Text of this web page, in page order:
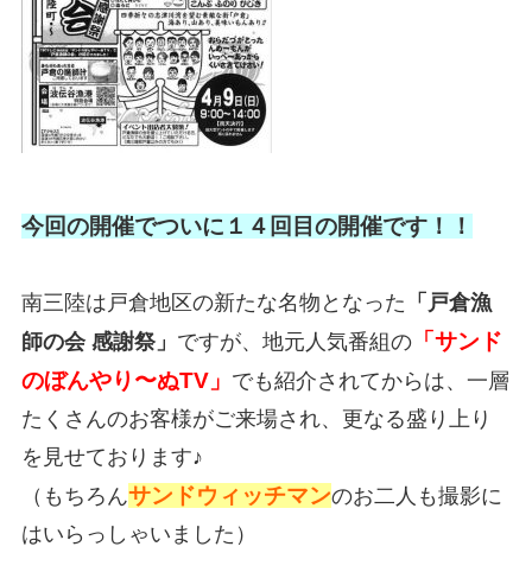
今回の開催でついに１４回目の開催です！！
南三陸は戸倉地区の新たな名物となった 「戸倉漁
師の会 感謝祭」 ですが、地元人気番組の「サンド
のぼんやり〜ぬTV」 でも紹介されてからは、一層
たくさんのお客様がご来場され、更なる盛り上り
を見せております♪
（もちろんサンドウィッチマンのお二人も撮影に
はいらっしゃいました）